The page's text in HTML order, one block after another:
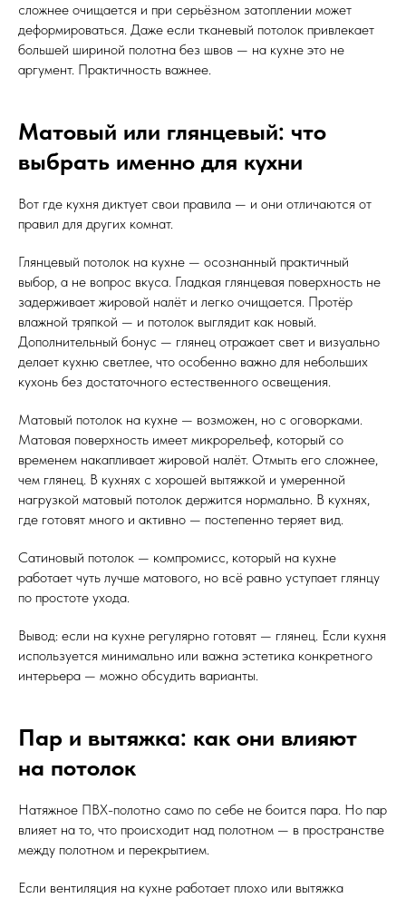
сложнее очищается и при серьёзном затоплении может
деформироваться. Даже если тканевый потолок привлекает
большей шириной полотна без швов — на кухне это не
аргумент. Практичность важнее.
Матовый или глянцевый: что
выбрать именно для кухни
Вот где кухня диктует свои правила — и они отличаются от
правил для других комнат.
Глянцевый потолок на кухне — осознанный практичный
выбор, а не вопрос вкуса. Гладкая глянцевая поверхность не
задерживает жировой налёт и легко очищается. Протёр
влажной тряпкой — и потолок выглядит как новый.
Дополнительный бонус — глянец отражает свет и визуально
делает кухню светлее, что особенно важно для небольших
кухонь без достаточного естественного освещения.
Матовый потолок на кухне — возможен, но с оговорками.
Матовая поверхность имеет микрорельеф, который со
временем накапливает жировой налёт. Отмыть его сложнее,
чем глянец. В кухнях с хорошей вытяжкой и умеренной
нагрузкой матовый потолок держится нормально. В кухнях,
где готовят много и активно — постепенно теряет вид.
Сатиновый потолок — компромисс, который на кухне
работает чуть лучше матового, но всё равно уступает глянцу
по простоте ухода.
Вывод: если на кухне регулярно готовят — глянец. Если кухня
используется минимально или важна эстетика конкретного
интерьера — можно обсудить варианты.
Пар и вытяжка: как они влияют
на потолок
Натяжное ПВХ-полотно само по себе не боится пара. Но пар
влияет на то, что происходит над полотном — в пространстве
между полотном и перекрытием.
Если вентиляция на кухне работает плохо или вытяжка